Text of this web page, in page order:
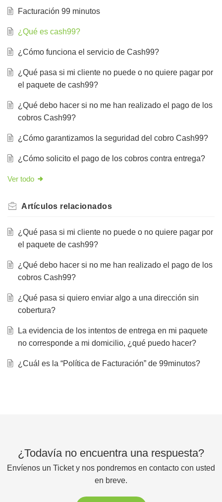
Facturación 99 minutos
¿Qué es cash99?
¿Cómo funciona el servicio de Cash99?
¿Qué pasa si mi cliente no puede o no quiere pagar por
el paquete de cash99?
¿Qué debo hacer si no me han realizado el pago de los
cobros Cash99?
¿Cómo garantizamos la seguridad del cobro Cash99?
¿Cómo solicito el pago de los cobros contra entrega?
Ver todo
Artículos relacionados
¿Qué pasa si mi cliente no puede o no quiere pagar por
el paquete de cash99?
¿Qué debo hacer si no me han realizado el pago de los
cobros Cash99?
¿Qué pasa si quiero enviar algo a una dirección sin
cobertura?
La evidencia de los intentos de entrega en mi paquete
no corresponde a mi domicilio, ¿qué puedo hacer?
¿Cuál es la “Política de Facturación” de 99minutos?
¿Todavía no encuentra una respuesta?
Envíenos un Ticket y nos pondremos en contacto con usted
en breve.